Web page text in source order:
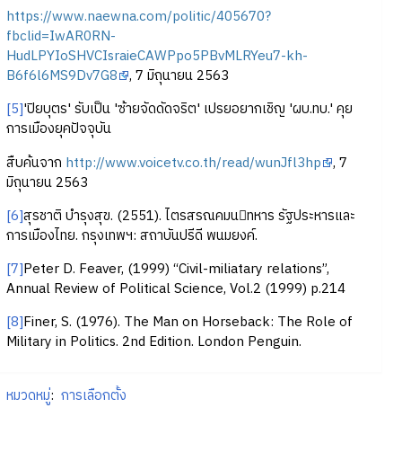
https://www.naewna.com/politic/405670?
fbclid=IwAR0RN-
HudLPYIoSHVCIsraieCAWPpo5PBvMLRYeu7-kh-
B6f6l6MS9Dv7G8 , 7 มิถุนายน 2563
[5]'ปิยบุตร' รับเป็น 'ซ้ายจัดดัดจริต' เปรยอยากเชิญ 'ผบ.ทบ.' คุย
การเมืองยุคปัจจุบัน
สืบค้นจาก http://www.voicetv.co.th/read/wunJfl3hp , 7
มิถุนายน 2563
[6]สุรชาติ บํารุงสุข. (2551). ไตรสรณคมนทหาร รัฐประหารและ
การเมืองไทย. กรุงเทพฯ: สถาบันปรีดี พนมยงค์.
[7]Peter D. Feaver, (1999) “Civil-miliatary relations”,
Annual Review of Political Science, Vol.2 (1999) p.214
[8]Finer, S. (1976). The Man on Horseback: The Role of
Military in Politics. 2nd Edition. London Penguin.
หมวดหมู่: การเลือกตั้ง